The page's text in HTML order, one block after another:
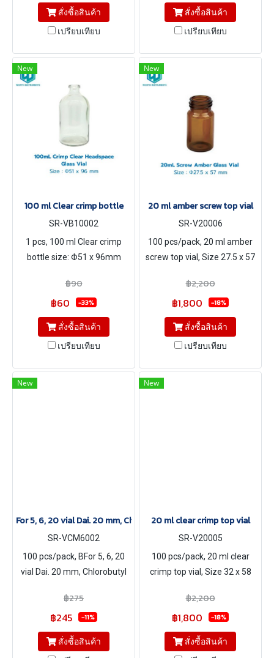
สั่งซื้อสินค้า
เปรียบเทียบ
สั่งซื้อสินค้า
เปรียบเทียบ
New
100 ml Clear crimp bottle
SR-VB10002
1 pcs, 100 ml Clear crimp
bottle size: Φ51 x 96mm
฿90
฿60 -33%
สั่งซื้อสินค้า
เปรียบเทียบ
New
20 ml amber screw top vial
SR-V20006
100 pcs/pack, 20 ml amber
screw top vial, Size 27.5 x 57
฿2,200
฿1,800 -18%
สั่งซื้อสินค้า
เปรียบเทียบ
New
For 5, 6, 20 vial Dai. 20 mm, Chlorobutyl Rubber Stopper
SR-VCM6002
100 pcs/pack, BFor 5, 6, 20
vial Dai. 20 mm, Chlorobutyl
฿275
฿245 -11%
สั่งซื้อสินค้า
New
20 ml clear crimp top vial
SR-V20005
100 pcs/pack, 20 ml clear
crimp top vial, Size 32 x 58
฿2,200
฿1,800 -18%
สั่งซื้อสินค้า